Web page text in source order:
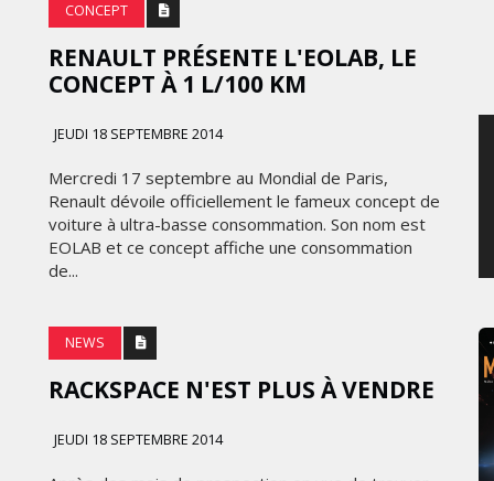
CONCEPT
RENAULT PRÉSENTE L'EOLAB, LE
CONCEPT À 1 L/100 KM
JEUDI 18 SEPTEMBRE 2014
Mercredi 17 septembre au Mondial de Paris,
Renault dévoile officiellement le fameux concept de
voiture à ultra-basse consommation. Son nom est
EOLAB et ce concept affiche une consommation
de...
NEWS
RACKSPACE N'EST PLUS À VENDRE
JEUDI 18 SEPTEMBRE 2014
SAMEDI 8 AOÛT 2026